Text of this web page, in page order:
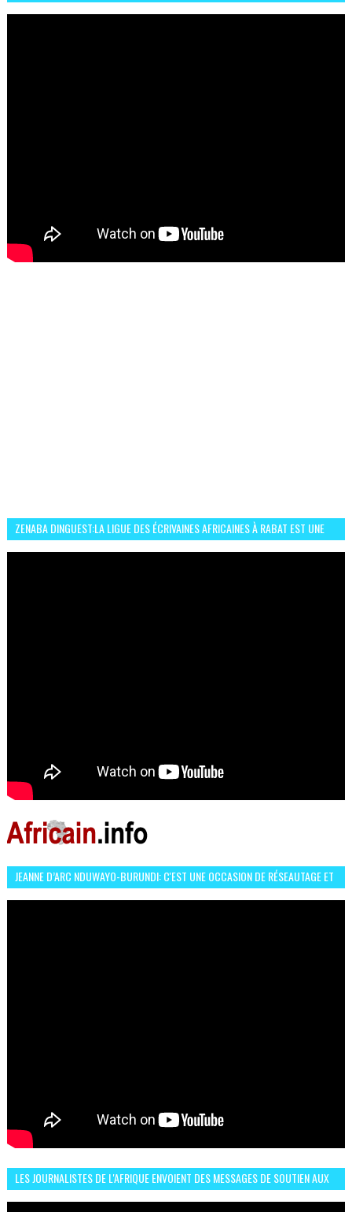
تاسع مارس للكاتبة الافريقية
ZENABA DINGUEST:LA LIGUE DES ÉCRIVAINES AFRICAINES À RABAT EST UNE
OCCASION D’ÉCHANGE ET RÉSEAUTAGE
JEANNE D’ARC NDUWAYO-BURUNDI: C'EST UNE OCCASION DE RÉSEAUTAGE ET
L’HÉROÏNE DE MON ROMAN EST REBELLE
LES JOURNALISTES DE L'AFRIQUE ENVOIENT DES MESSAGES DE SOUTIEN AUX
LIONS DE L'ATLAS